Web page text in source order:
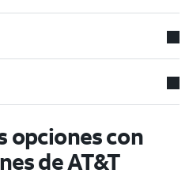
opciones con
de AT&T